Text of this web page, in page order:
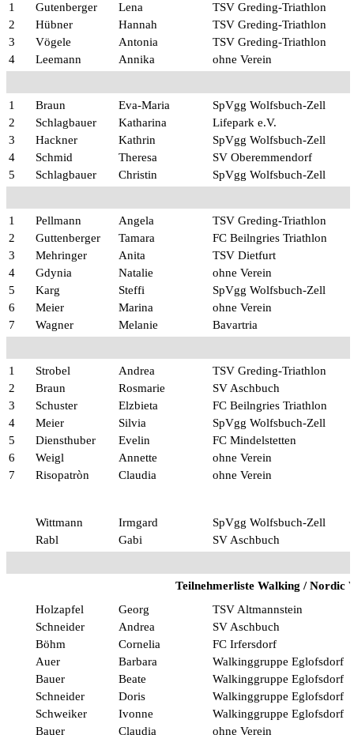
1
2
3
4
Gutenberger
Hübner
Vögele
Leemann
Lena
Hannah
Antonia
Annika
TSV Greding-Triathlon
TSV Greding-Triathlon
TSV Greding-Triathlon
ohne Verein
1
2
3
4
5
Braun
Schlagbauer
Hackner
Schmid
Schlagbauer
Eva-Maria
Katharina
Kathrin
Theresa
Christin
SpVgg Wolfsbuch-Zell
Lifepark e.V.
SpVgg Wolfsbuch-Zell
SV Oberemmendorf
SpVgg Wolfsbuch-Zell
1
2
3
4
5
6
7
Pellmann
Guttenberger
Mehringer
Gdynia
Karg
Meier
Wagner
Angela
Tamara
Anita
Natalie
Steffi
Marina
Melanie
TSV Greding-Triathlon
FC Beilngries Triathlon
TSV Dietfurt
ohne Verein
SpVgg Wolfsbuch-Zell
ohne Verein
Bavartria
1
2
3
4
5
6
7
Strobel
Braun
Schuster
Meier
Diensthuber
Weigl
Risopatròn
Andrea
Rosmarie
Elzbieta
Silvia
Evelin
Annette
Claudia
TSV Greding-Triathlon
SV Aschbuch
FC Beilngries Triathlon
SpVgg Wolfsbuch-Zell
FC Mindelstetten
ohne Verein
ohne Verein
Wittmann
Rabl
Irmgard
Gabi
SpVgg Wolfsbuch-Zell
SV Aschbuch
Teilnehmerliste Walking / Nordic
Holzapfel
Schneider
Böhm
Auer
Bauer
Schneider
Schweiker
Bauer
Georg
Andrea
Cornelia
Barbara
Beate
Doris
Ivonne
Claudia
TSV Altmannstein
SV Aschbuch
FC Irfersdorf
Walkinggruppe Eglofsdorf
Walkinggruppe Eglofsdorf
Walkinggruppe Eglofsdorf
Walkinggruppe Eglofsdorf
ohne Verein